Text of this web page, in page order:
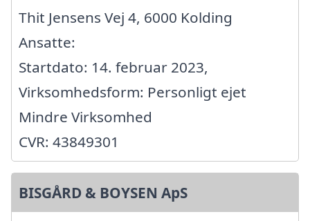
Thit Jensens Vej 4, 6000 Kolding
Ansatte:
Startdato: 14. februar 2023,
Virksomhedsform: Personligt ejet
Mindre Virksomhed
CVR: 43849301
BISGÅRD & BOYSEN ApS